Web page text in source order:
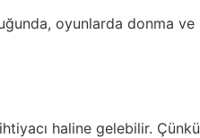
oyunlarda donma ve
haline gelebilir. Çünkü